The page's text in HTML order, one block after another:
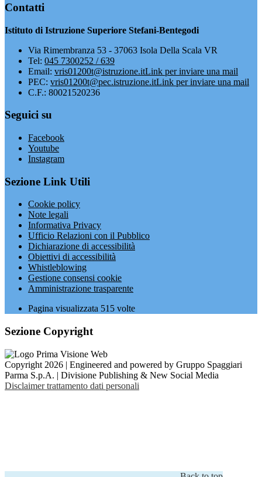
Contatti
Istituto di Istruzione Superiore Stefani-Bentegodi
Via Rimembranza 53 - 37063 Isola Della Scala VR
Tel: 045 7300252 / 639
Email: vris01200t@istruzione.itLink per inviare una mail
PEC: vris01200t@pec.istruzione.itLink per inviare una mail
C.F.: 80021520236
Seguici su
Facebook
Youtube
Instagram
Sezione Link Utili
Cookie policy
Note legali
Informativa Privacy
Ufficio Relazioni con il Pubblico
Dichiarazione di accessibilità
Obiettivi di accessibilità
Whistleblowing
Gestione consensi cookie
Amministrazione trasparente
Pagina visualizzata 515 volte
Sezione Copyright
Copyright 2026 | Engineered and powered by Gruppo Spaggiari
Parma S.p.A. | Divisione Publishing & New Social Media
Disclaimer trattamento dati personali